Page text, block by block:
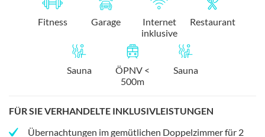
Fitness Garage
Internet
inklusive
Restaurant
Sauna
ÖPNV <
500m
Sauna
FÜR SIE VERHANDELTE INKLUSIVLEISTUNGEN
Übernachtungen im gemütlichen Doppelzimmer für 2